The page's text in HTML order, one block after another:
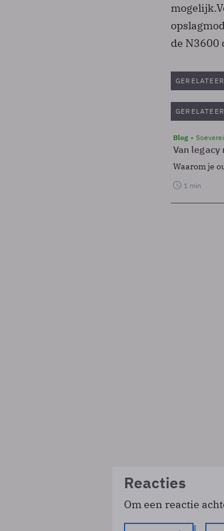
de N3600
Blog
Van
Waarom je
1 min
Reacties
Om een reactie